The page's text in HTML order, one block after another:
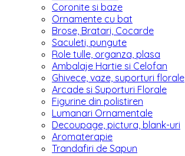
Coronite si baze
Ornamente cu bat
Brose, Bratari, Cocarde
Saculeti, pungute
Role tulle, organza, plasa
Ambalaje Hartie si Celofan
Ghivece, vaze, suporturi florale
Arcade si Suporturi Florale
Figurine din polistiren
Lumanari Ornamentale
Decoupage, pictura, blank-uri
Aromaterapie
Trandafiri de Sapun